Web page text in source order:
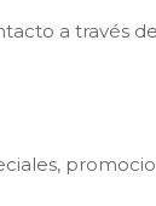
a través de